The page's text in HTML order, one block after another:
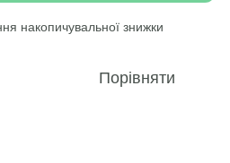
накопичувальної знижки
Порівняти